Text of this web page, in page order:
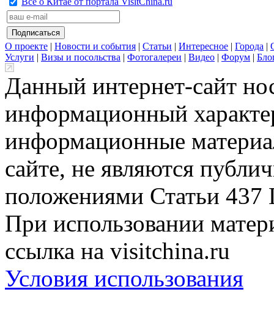
О проекте | Новости и события | Статьи | Интересное | Города |
Услуги | Визы и посольства | Фотогалереи | Видео | Форум |
Данный интернет-сайт
информационный
информационные
сайте, не являются
положениями Статьи 437
При использовании
ссылка на visitchina.ru
Условия использования